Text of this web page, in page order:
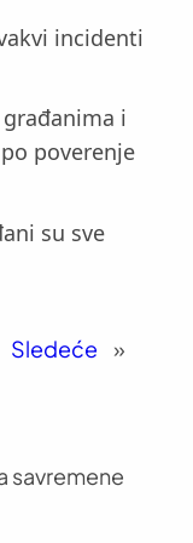
incidenti
i
poverenje
su sve
Sledeće »
savremene